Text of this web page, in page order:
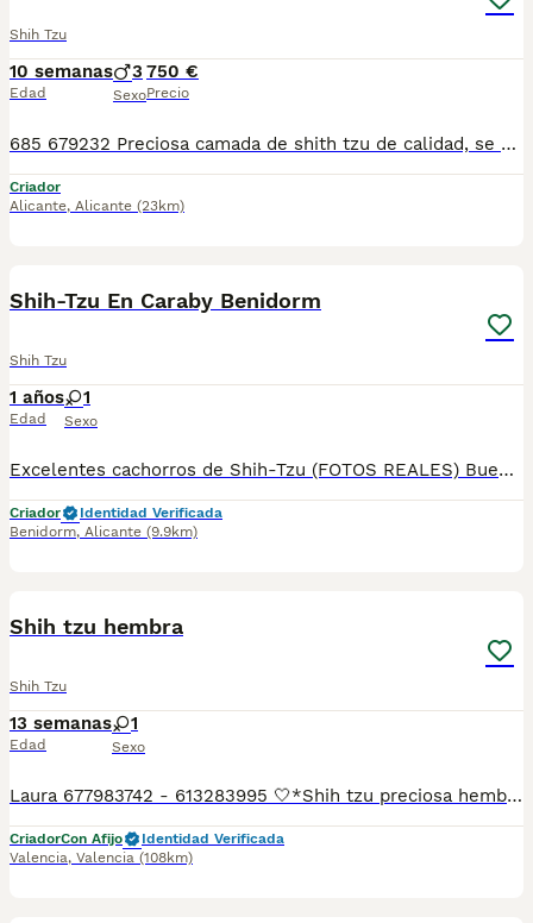
Shih Tzu
10 semanas
Edad
3
Sexo
750 €
Precio
685 679232 Preciosa camada de shith tzu de calidad, se entregan totalmente destetados y sus vacunas correspondientes, desparasitados interna y externamente, pasaporte y microchip, , contrato de garantia de salud. preferiblemente recogida en mano pero también podemos entregar en toda España mediante transporte de alta calidad preparado para animales y con posibilidad de pago contra reembolso Llámanos o háblanos por whats app, Teléfono 685 679 232
Criador
Alicante, Alicante (23km)
Shih-Tzu En Caraby Benidorm
Shih Tzu
1 años
Edad
1
Sexo
Excelentes cachorros de Shih-Tzu (FOTOS REALES) Buen carácter, equilibrado y con belleza acorde al standard. con garantía vírica y genética, se entregan vacunados desparasitado con microchip y pasaporte a su nombre.Kit de bienvenida, incluye manta, correa, collar, juguete, comedero, bebedero y saquito de pienso ,todo para dar la bienvenida a su nueva familia. Se envían fotos y vídeos sin compromiso. Caraby ☎️ 656840184 Le mandamos información sin compromiso de los cachorros disponibles, fotos reales de nuestros cachorros. Visitemos en Benidorm en : New Caraby 656 84 01 84 https://g.co/kgs/WqffMca
Criador
Identidad Verificada
Benidorm, Alicante (9.9km)
Shih tzu hembra
Shih Tzu
13 semanas
Edad
1
Sexo
Laura 677983742 - 613283995 🤍*Shih tzu preciosa hembrita*🤍 ¿Buscas un nuevo compañero para tu hogar? ❤️ Tenemos preciosos cachorros listos para encontrar una familia responsable. ✅ Vacunados ✅ Desparasitados ✅ Cartilla sanitaria ✅ Garantías incluidas ✅ Máxima atención y cuidado Se hacen envíos a toda España: Andalucía: Almería, Cádiz, Córdoba, Granada, Huelva, Jaén, Málaga, Sevilla.Aragón: Huesca, Teruel, Zaragoza.Asturias: Oviedo.Baleares: Palma.Canarias: Las Palmas de Gran Canaria, Santa Cruz de Tenerife.Cantabria: Santander.Castilla-La Mancha: Albacete, Ciudad Real, Cuenca, Guadalajara, Toledo.Castilla y León: Ávila, Burgos, León, Palencia, Salamanca, Segovia, Soria, Valladolid, Zamora.Cataluña: Barcelona, Gerona (Girona), Lérida (Lleida), Tarragona.Comunidad Valenciana: Alicante, Castellón de la Plana, Valencia.Extremadura: Badajoz, Cáceres.Galicia: La Coruña (A Coruña), Lugo, Orense (Ourense), Pontevedra.La Rioja: Logroño.Madrid: Madrid.Murcia: Murcia.Navarra: Pamplona.País Vasco: Bilbao (Vizcaya), San Sebastián (Guipúzcoa), Vitoria (Álava). 🐾 Cachorros sanos, sociables y criados con mucho cariño. 📲 ¡Pregunta sin compromiso por disponibilidad, fotos y precios por mensaje privado!
CriadorCon Afijo
Identidad Verificada
Valencia, Valencia (108km)